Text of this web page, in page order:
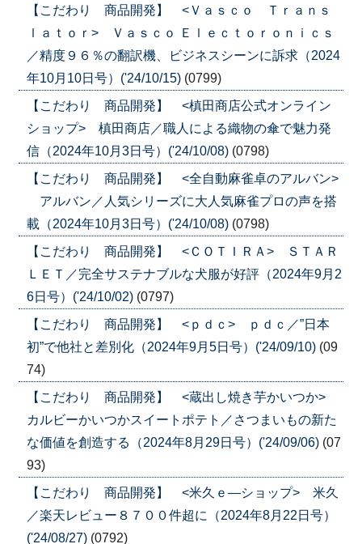
【こだわり 商品開発】 <Ｖａｓｃｏ Ｔｒａｎｓ
ｌａｔｏｒ> Ｖａｓｃｏ Ｅｌｅｃｔｏｒｏｎｉｃｓ
／精度９６％の翻訳機、ビジネスシーンに訴求（2024
年10月10日号）('24/10/15) (0799)
【こだわり 商品開発】 <槙田商店公式オンライン
ショップ> 槙田商店／職人による織物の傘で魅力発
信（2024年10月3日号）('24/10/08) (0798)
【こだわり 商品開発】 <全自動麻雀卓のアルバン>
アルバン／人気シリーズに大人気麻雀プロの声を搭
載（2024年10月3日号）('24/10/08) (0798)
【こだわり 商品開発】 <ＣＯＴＩＲＡ> ＳＴＡＲ
ＬＥＴ／完全サステナブルな犬服が好評（2024年9月2
6日号）('24/10/02) (0797)
【こだわり 商品開発】 <ｐｄｃ> ｐｄｃ／”日本
初”で他社と差別化（2024年9月5日号）('24/09/10) (09
74)
【こだわり 商品開発】 <蔵出し焼き芋かいつか>
カルビーかいつかスイートポテト／さつまいもの新た
な価値を創造する（2024年8月29日号）('24/09/06) (07
93)
【こだわり 商品開発】 <米久ｅ―ショップ> 米久
／楽天レビュー８７００件超に（2024年8月22日号）
('24/08/27) (0792)